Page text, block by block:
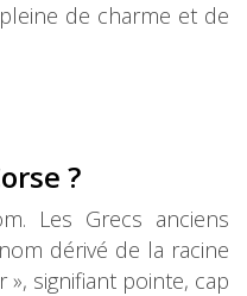
de charme et de
?
Les Grecs anciens
dérivé de la racine
», signifiant pointe, cap